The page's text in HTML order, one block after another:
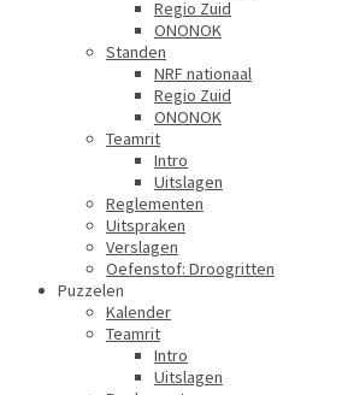
Regio Zuid
ONONOK
Standen
NRF nationaal
Regio Zuid
ONONOK
Teamrit
Intro
Uitslagen
Reglementen
Uitspraken
Verslagen
Oefenstof: Droogritten
Puzzelen
Kalender
Teamrit
Intro
Uitslagen